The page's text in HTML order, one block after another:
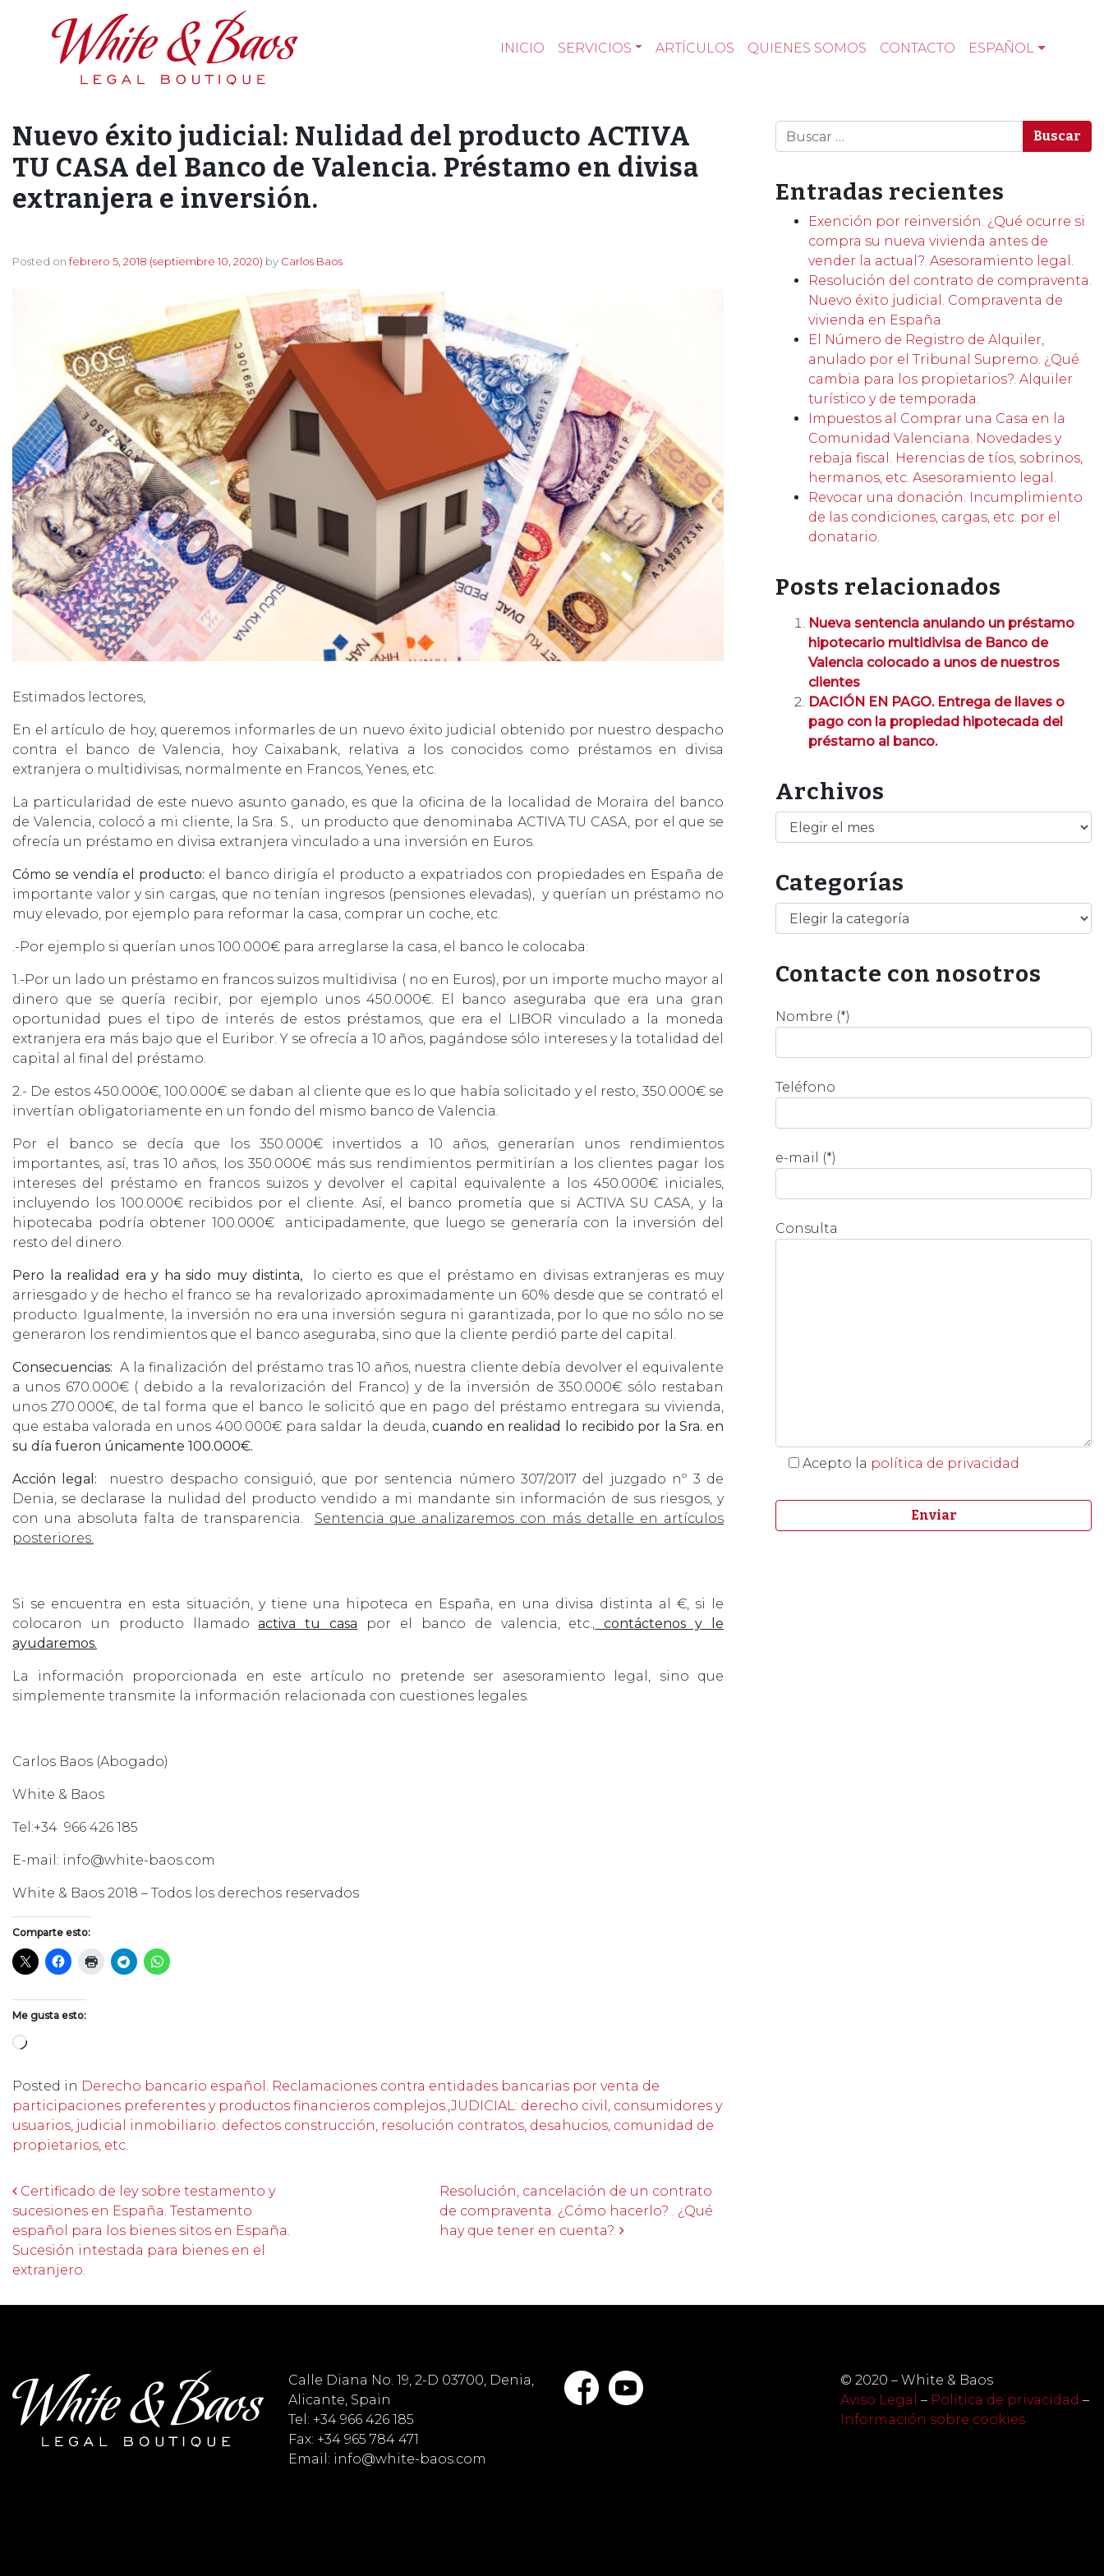
Main Navigation INICIO SERVICIOS ARTÍCULOS QUIENES SOMOS CONTACTO ESPAÑOL
Nuevo éxito judicial: Nulidad del producto ACTIVA
TU CASA del Banco de Valencia. Préstamo en divisa
extranjera e inversión.
Posted on febrero 5, 2018 (septiembre 10, 2020) by Carlos Baos
Estimados lectores,
En el artículo de hoy, queremos informarles de un nuevo éxito judicial obtenido por nuestro despacho
contra el banco de Valencia, hoy Caixabank, relativa a los conocidos como préstamos en divisa
extranjera o multidivisas, normalmente en Francos, Yenes, etc.
La particularidad de este nuevo asunto ganado, es que la oficina de la localidad de Moraira del banco
de Valencia, colocó a mi cliente, la Sra. S., un producto que denominaba ACTIVA TU CASA, por el que se
ofrecía un préstamo en divisa extranjera vinculado a una inversión en Euros.
Cómo se vendía el producto: el banco dirigía el producto a expatriados con propiedades en España de
importante valor y sin cargas, que no tenían ingresos (pensiones elevadas), y querían un préstamo no
muy elevado, por ejemplo para reformar la casa, comprar un coche, etc.
.-Por ejemplo si querían unos 100.000€ para arreglarse la casa, el banco le colocaba:
1.-Por un lado un préstamo en francos suizos multidivisa ( no en Euros), por un importe mucho mayor al
dinero que se quería recibir, por ejemplo unos 450.000€. El banco aseguraba que era una gran
oportunidad pues el tipo de interés de estos préstamos, que era el LIBOR vinculado a la moneda
extranjera era más bajo que el Euribor. Y se ofrecía a 10 años, pagándose sólo intereses y la totalidad del
capital al final del préstamo.
2.- De estos 450.000€, 100.000€ se daban al cliente que es lo que había solicitado y el resto, 350.000€ se
invertían obligatoriamente en un fondo del mismo banco de Valencia.
Por el banco se decía que los 350.000€ invertidos a 10 años, generarían unos rendimientos
importantes, así, tras 10 años, los 350.000€ más sus rendimientos permitirían a los clientes pagar los
intereses del préstamo en francos suizos y devolver el capital equivalente a los 450.000€ iniciales,
incluyendo los 100.000€ recibidos por el cliente. Así, el banco prometía que si ACTIVA SU CASA, y la
hipotecaba podría obtener 100.000€ anticipadamente, que luego se generaría con la inversión del
resto del dinero.
Pero la realidad era y ha sido muy distinta,
lo cierto es que el préstamo en divisas extranjeras es muy
arriesgado y de hecho el franco se ha revalorizado aproximadamente un 60% desde que se contrató el
producto. Igualmente, la inversión no era una inversión segura ni garantizada, por lo que no sólo no se
generaron los rendimientos que el banco aseguraba, sino que la cliente perdió parte del capital.
Consecuencias: A la finalización del préstamo tras 10 años, nuestra cliente debía devolver el equivalente
a unos 670.000€ ( debido a la revalorización del Franco) y de la inversión de 350.000€ sólo restaban
unos 270.000€, de tal forma que el banco le solicitó que en pago del préstamo entregara su vivienda,
que estaba valorada en unos 400.000€ para saldar la deuda,cuando en realidad lo recibido por la Sra. en
su día fueron únicamente 100.000€.
Acción legal:
nuestro despacho consiguió, que por sentencia número 307/2017 del juzgado nº 3 de
Denia, se declarase la nulidad del producto vendido a mi mandante sin información de sus riesgos, y
con una absoluta falta de transparencia. Sentencia que analizaremos con más detalle en artículos
posteriores.
Si se encuentra en esta situación, y tiene una hipoteca en España, en una divisa distinta al €, si le
colocaron un producto llamadoactiva tu casa por el banco de valencia, etc., contáctenos y le
ayudaremos.
La información proporcionada en este artículo no pretende ser asesoramiento legal, sino que
simplemente transmite la información relacionada con cuestiones legales.
Carlos Baos (Abogado)
White & Baos
Tel:+34 966 426 185
E-mail: info@white-baos.com
White & Baos 2018 – Todos los derechos reservados
Comparte esto:
Me gusta esto:
Cargando...
Posted in Derecho bancario español. Reclamaciones contra entidades bancarias por venta de
participaciones preferentes y productos financieros complejos.,JUDICIAL: derecho civil, consumidores y
usuarios, judicial inmobiliario: defectos construcción, resolución contratos, desahucios, comunidad de
propietarios, etc.
Post navigation
Certificado de ley sobre testamento y
sucesiones en España. Testamento
español para los bienes sitos en España.
Sucesión intestada para bienes en el
extranjero.
Resolución, cancelación de un contrato
de compraventa. ¿Cómo hacerlo? . ¿Qué
hay que tener en cuenta?.
Buscar
Entradas recientes
Exención por reinversión. ¿Qué ocurre si
compra su nueva vivienda antes de
vender la actual?. Asesoramiento legal.
Resolución del contrato de compraventa.
Nuevo éxito judicial. Compraventa de
vivienda en España.
El Número de Registro de Alquiler,
anulado por el Tribunal Supremo. ¿Qué
cambia para los propietarios?. Alquiler
turístico y de temporada.
Impuestos al Comprar una Casa en la
Comunidad Valenciana. Novedades y
rebaja fiscal. Herencias de tíos, sobrinos,
hermanos, etc. Asesoramiento legal.
Revocar una donación. Incumplimiento
de las condiciones, cargas, etc. por el
donatario.
Posts relacionados
Nueva sentencia anulando un préstamo
hipotecario multidivisa de Banco de
Valencia colocado a unos de nuestros
clientes
DACIÓN EN PAGO. Entrega de llaves o
pago con la propiedad hipotecada del
préstamo al banco.
Archivos
Archivos
Categorías
Categorías
Contacte con nosotros
Nombre (*)
Teléfono
e-mail (*)
Consulta
Acepto la política de privacidad
Calle Diana No. 19, 2-D 03700, Denia,
Alicante, Spain
Tel: +34 966 426 185
Fax: +34 965 784 471
Email: info@white-baos.com
© 2020 – White & Baos
Aviso Legal – Política de privacidad –
Información sobre cookies